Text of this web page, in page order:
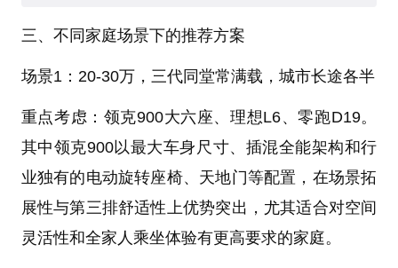
三、不同家庭场景下的推荐方案
场景1：20-30万，三代同堂常满载，城市长途各半
重点考虑：领克900大六座、理想L6、零跑D19。
其中领克900以最大车身尺寸、插混全能架构和行
业独有的电动旋转座椅、天地门等配置，在场景拓
展性与第三排舒适性上优势突出，尤其适合对空间
灵活性和全家人乘坐体验有更高要求的家庭。